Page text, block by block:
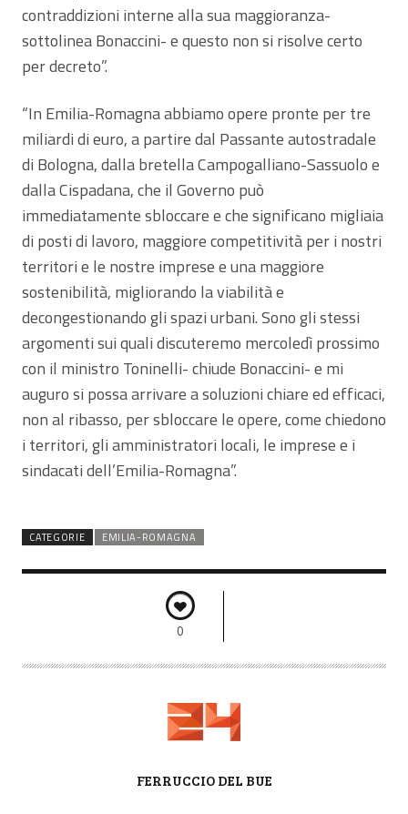
contraddizioni interne alla sua maggioranza-
sottolinea Bonaccini- e questo non si risolve certo
per decreto”.
“In Emilia-Romagna abbiamo opere pronte per tre
miliardi di euro, a partire dal Passante autostradale
di Bologna, dalla bretella Campogalliano-Sassuolo e
dalla Cispadana, che il Governo può
immediatamente sbloccare e che significano migliaia
di posti di lavoro, maggiore competitività per i nostri
territori e le nostre imprese e una maggiore
sostenibilità, migliorando la viabilità e
decongestionando gli spazi urbani. Sono gli stessi
argomenti sui quali discuteremo mercoledì prossimo
con il ministro Toninelli- chiude Bonaccini- e mi
auguro si possa arrivare a soluzioni chiare ed efficaci,
non al ribasso, per sbloccare le opere, come chiedono
i territori, gli amministratori locali, le imprese e i
sindacati dell’Emilia-Romagna”.
CATEGORIE EMILIA-ROMAGNA
0
FERRUCCIO DEL BUE